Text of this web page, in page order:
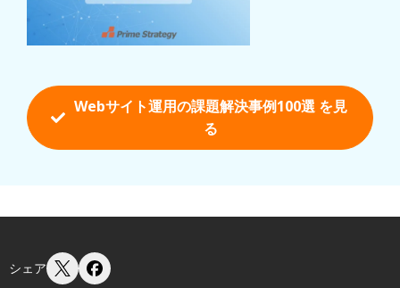
Webサイト運用の課題解決事例100選 を見
る
シェア